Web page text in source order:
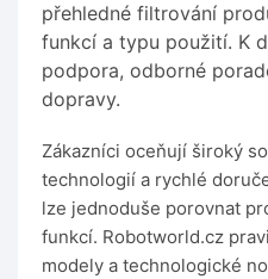
přehledné filtrování
funkcí a typu použití. K
podpora, odborné
dopravy.
Zákazníci oceňují široký
technologií a rychlé
lze jednoduše porovnat
funkcí. Robotworld.cz
modely a technologické